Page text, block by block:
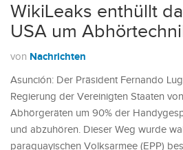
WikiLeaks enthüllt
USA um
von Nachrichten
Asunción: Der Präsident Fernando
Regierung der Vereinigten Staaten
Abhörgeräten um 90% der
und abzuhören. Dieser Weg wurde
paraguayischen Volksarmee (EPP)